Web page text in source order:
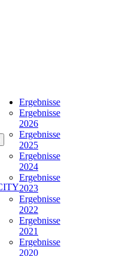
Ergebnisse
Ergebnisse
2026
Ergebnisse
2025
Ergebnisse
2024
Ergebnisse
2023
Ergebnisse
2022
Ergebnisse
2021
Ergebnisse
2020